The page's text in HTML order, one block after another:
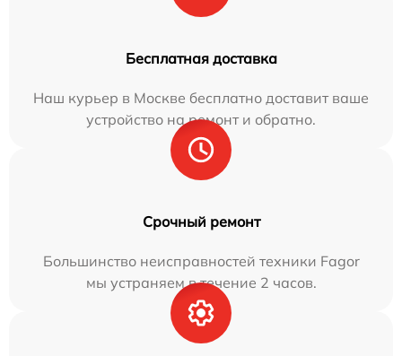
Бесплатная доставка
Наш курьер в Москве бесплатно доставит ваше
устройство на ремонт и обратно.
Срочный ремонт
Большинство неисправностей техники Fagor
мы устраняем в течение 2 часов.